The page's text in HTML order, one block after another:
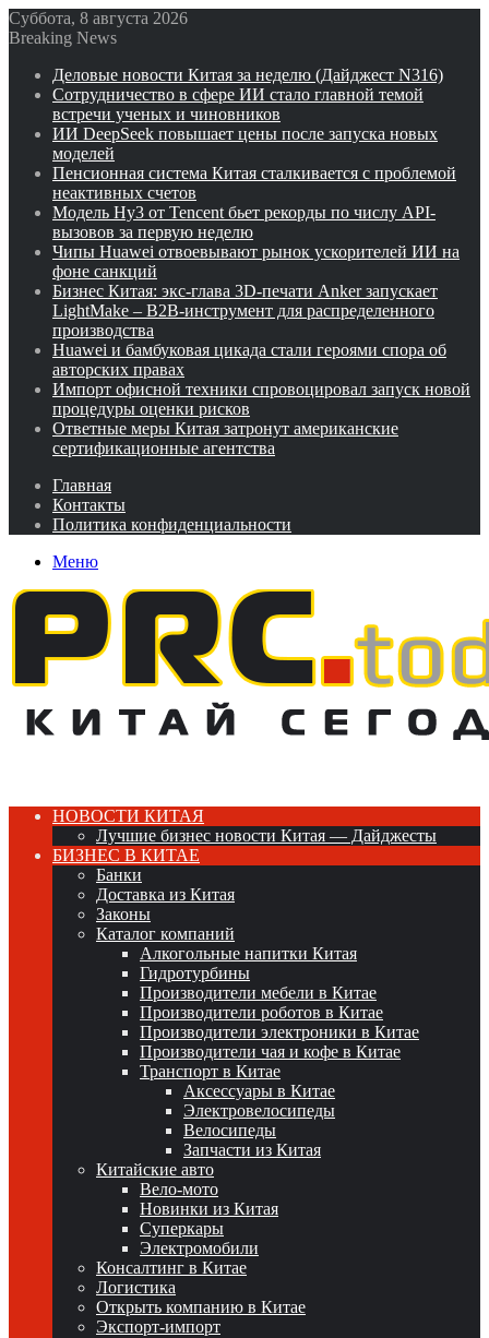
Суббота, 8 августа 2026
Breaking News
Деловые новости Китая за неделю (Дайджест N316)
Сотрудничество в сфере ИИ стало главной темой
встречи ученых и чиновников
ИИ DeepSeek повышает цены после запуска новых
моделей
Пенсионная система Китая сталкивается с проблемой
неактивных счетов
Модель Hy3 от Tencent бьет рекорды по числу API-
вызовов за первую неделю
Чипы Huawei отвоевывают рынок ускорителей ИИ на
фоне санкций
Бизнес Китая: экс-глава 3D-печати Anker запускает
LightMake – B2B-инструмент для распределенного
производства
Huawei и бамбуковая цикада стали героями спора об
авторских правах
Импорт офисной техники спровоцировал запуск новой
процедуры оценки рисков
Ответные меры Китая затронут американские
сертификационные агентства
Главная
Контакты
Политика конфиденциальности
Меню
НОВОСТИ КИТАЯ
Лучшие бизнес новости Китая — Дайджесты
БИЗНЕС В КИТАЕ
Банки
Доставка из Китая
Законы
Каталог компаний
Алкогольные напитки Китая
Гидротурбины
Производители мебели в Китае
Производители роботов в Китае
Производители электроники в Китае
Производители чая и кофе в Китае
Транспорт в Китае
Аксессуары в Китае
Электровелосипеды
Велосипеды
Запчасти из Китая
Китайские авто
Вело-мото
Новинки из Китая
Суперкары
Электромобили
Консалтинг в Китае
Логистика
Открыть компанию в Китае
Экспорт-импорт